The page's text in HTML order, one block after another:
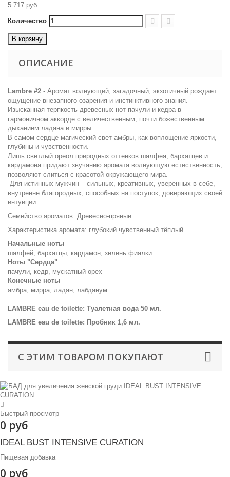
5 717 руб
Количество
В корзину
ОПИСАНИЕ
Lambre #2 - Аромат волнующий, загадочный, экзотичный рождает
ощущение внезапного озарения и инстинктивного знания.
Изысканная терпкость древесных нот пачули и кедра в
гармоничном аккорде с величественным, почти божественным
дыханием ладана и мирры.
В самом сердце магический свет амбры, как воплощение яркости,
глубины и чувственности.
Лишь светлый ореол природных оттенков шалфея, бархатцев и
кардамона придают звучанию аромата волнующую естественность,
позволяют слиться с красотой окружающего мира.
Для истинных мужчин – сильных, креативных, уверенных в себе,
внутренне благородных, способных на поступок, доверяющих своей
интуиции.
Семейство ароматов: Древесно-пряные
Характеристика аромата: глубокий чувственный тёплый
Начальные ноты
шалфей, бархатцы, кардамон, зелень фиалки
Ноты "Сердца"
пачули, кедр, мускатный орех
Конечные ноты
амбра, мирра, ладан, лабданум
LAMBRE eau de toilette: Туалетная вода 50 мл.
LAMBRE eau de toilette: Пробник 1,6 мл.
С ЭТИМ ТОВАРОМ ПОКУПАЮТ
Быстрый просмотр
0 руб
IDEAL BUST INTENSIVE CURATION
Пищевая добавка
0 руб